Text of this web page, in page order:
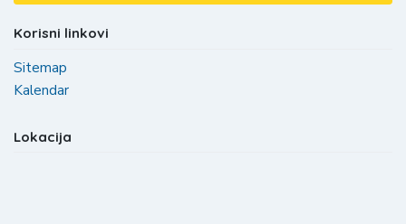
Korisni linkovi
Sitemap
Kalendar
Lokacija